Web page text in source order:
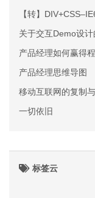
【转】
关于交互Demo设
产品经理如何赢得
产品经理思维导图
移动互联网的复制
一切依旧
标签云